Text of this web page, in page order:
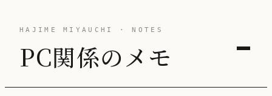
HAJIME MIYAUCHI · NOTES
PC関係のメモ